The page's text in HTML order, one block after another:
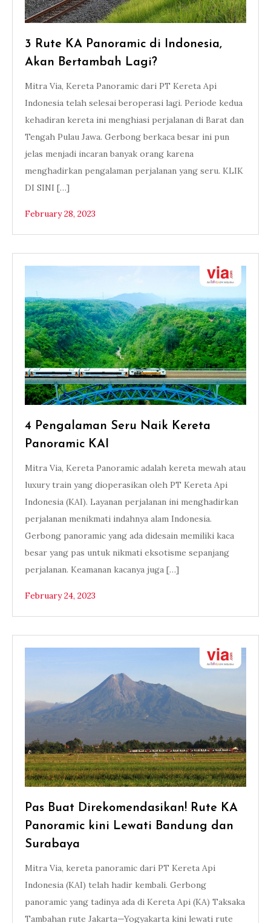
3 Rute KA Panoramic di Indonesia,
Akan Bertambah Lagi?
Mitra Via, Kereta Panoramic dari PT Kereta Api
Indonesia telah selesai beroperasi lagi. Periode kedua
kehadiran kereta ini menghiasi perjalanan di Barat dan
Tengah Pulau Jawa. Gerbong berkaca besar ini pun
jelas menjadi incaran banyak orang karena
menghadirkan pengalaman perjalanan yang seru. KLIK
DI SINI […]
February 28, 2023
4 Pengalaman Seru Naik Kereta
Panoramic KAI
Mitra Via, Kereta Panoramic adalah kereta mewah atau
luxury train yang dioperasikan oleh PT Kereta Api
Indonesia (KAI). Layanan perjalanan ini menghadirkan
perjalanan menikmati indahnya alam Indonesia.
Gerbong panoramic yang ada didesain memiliki kaca
besar yang pas untuk nikmati eksotisme sepanjang
perjalanan. Keamanan kacanya juga […]
February 24, 2023
Pas Buat Direkomendasikan! Rute KA
Panoramic kini Lewati Bandung dan
Surabaya
Mitra Via, kereta panoramic dari PT Kereta Api
Indonesia (KAI) telah hadir kembali. Gerbong
panoramic yang tadinya ada di Kereta Api (KA) Taksaka
Tambahan rute Jakarta—Yogyakarta kini lewati rute